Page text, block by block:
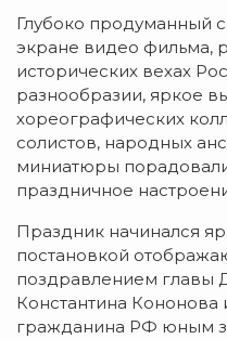
Глубоко продуманный
экране видео фильма,
исторических вехах
разнообразии, яркое
хореографических
солистов, народных
миниатюры
праздничное
Праздник начинался
постановкой
поздравлением главы
Константина Кононова
гражданина РФ юным